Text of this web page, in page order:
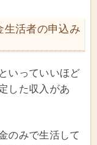
生活者の申込み
いっていいほど
した収入があ
のみで生活して